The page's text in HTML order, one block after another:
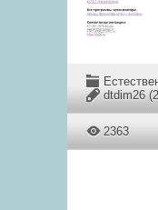
dtdim26
2363